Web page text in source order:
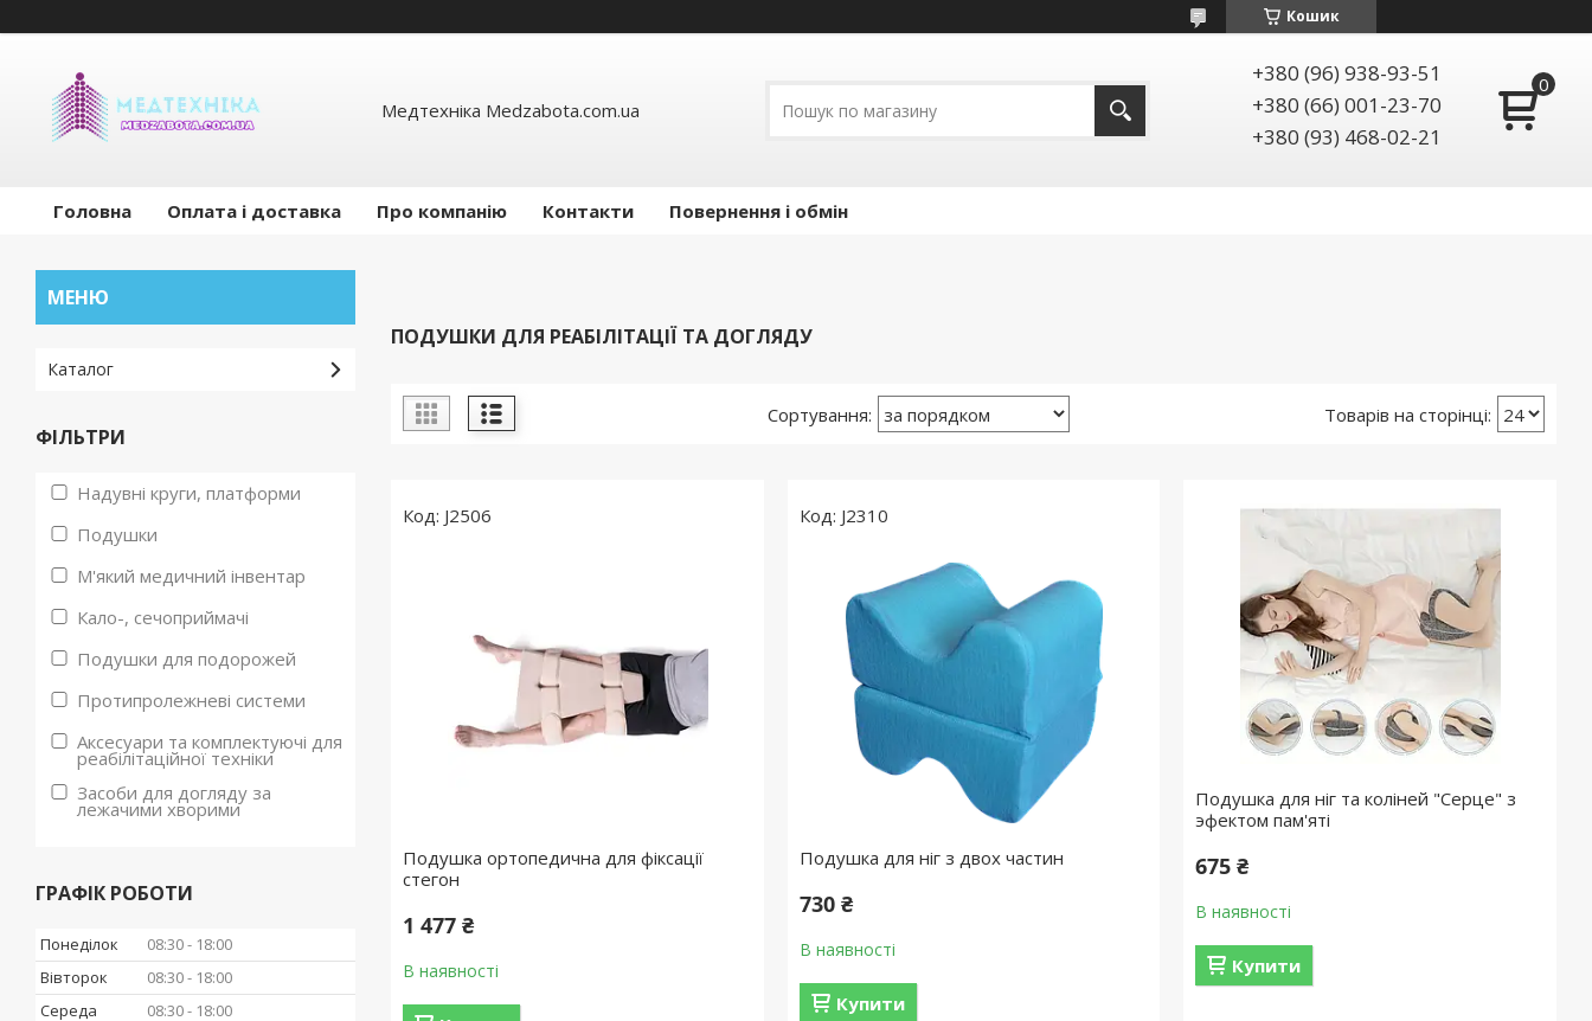
Кошик
Медтехніка Medzabota.com.ua
+380 (96) 938-93-51
+380 (66) 001-23-70
+380 (93) 468-02-21
Головна Оплата і доставка Про компанію Контакти Повернення і обмін
ПОДУШКИ ДЛЯ РЕАБІЛІТАЦІЇ ТА ДОГЛЯДУ
J2506
Подушка ортопедична для фіксації
стегон
1 477 ₴
В наявності
J2310
Подушка для ніг з двох частин
730 ₴
В наявності
Купити
Подушка для ніг та коліней "Серце" з
эфектом пам'яті
675 ₴
В наявності
Купити
Каталог
ФІЛЬТРИ
Надувні круги, платформи
Подушки
М'який медичний інвентар
Кало-, сечоприймачі
Подушки для подорожей
Протипролежневі системи
Аксесуари та комплектуючі для
реабілітаційної техніки
Засоби для догляду за
лежачими хворими
ГРАФІК РОБОТИ
Понеділок 08:30
18:00
Вівторок
08:30
18:00
Середа
08:30
18:00